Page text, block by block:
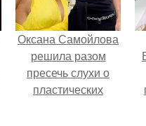
Оксана Самойлова
решила разом
пресечь слухи о
пластических